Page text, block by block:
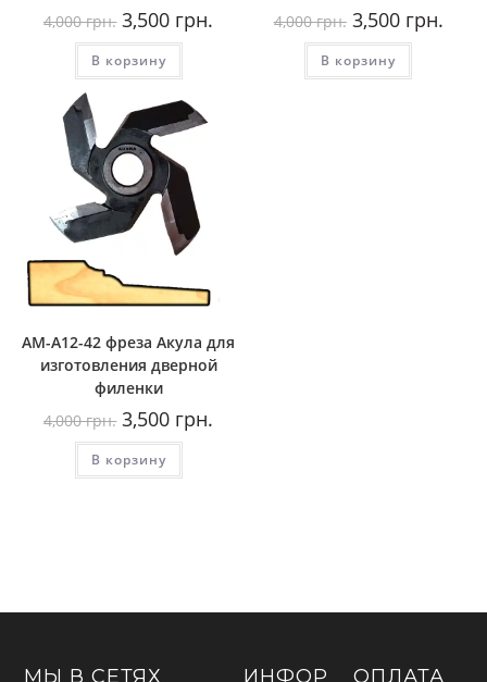
4,000грн. Первоначальная
цена
составляла
4,000
грн..
3,500 грн. Текущая
В корзину
4,000грн. Первоначальная
цена
составляла
4,000
грн..
3,500грн.цена:
В корзину
AM-A12-42 фреза Акула для
изготовления дверной
филенки
4,000грн. Первоначальная
цена
составляла
4,000
грн..
3,500 грн.
В корзину
МЫ В СЕТЯХ ИНФОР ОПЛАТА